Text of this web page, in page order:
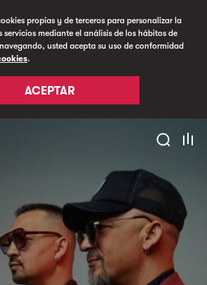
propias y de terceros para personalizar la
mediante el análisis de los hábitos de
usted acepta su uso de conformidad
.
ACEPTAR